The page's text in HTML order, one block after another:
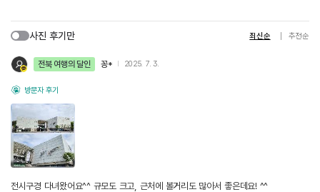
사진 후기만 최신순 추천순
전북 여행의 달인 꽁* 2025. 7. 3.
방문자 후기
전시구경 다녀왔어요^^ 규모도 크고, 근처에 볼거리도 많아서 좋은데요! ^^